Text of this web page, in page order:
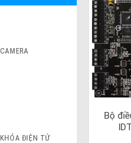
CAMERA
KHÓA ĐIỆN TỬ
Bộ